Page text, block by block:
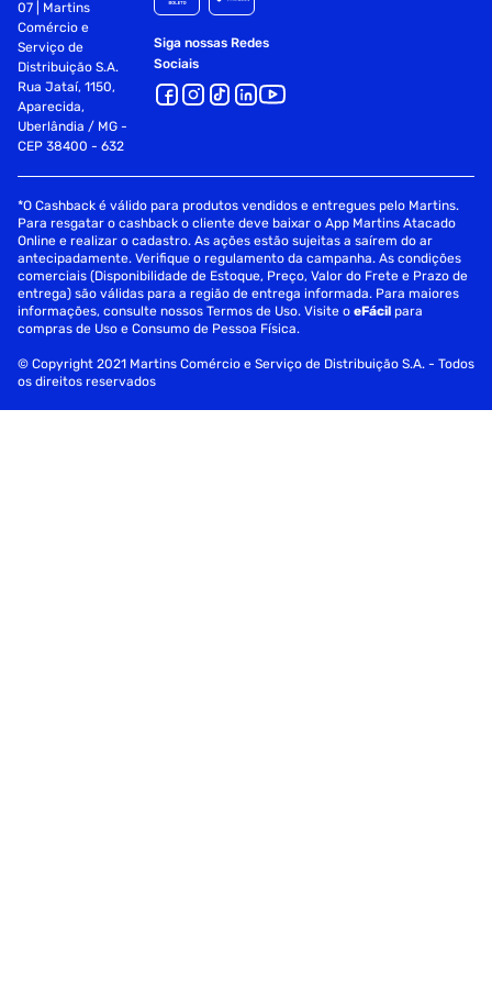
07 | Martins
Comércio e
Serviço de
Distribuição S.A.
Rua Jataí, 1150,
Aparecida,
Uberlândia / MG -
CEP 38400 - 632
Siga nossas Redes
Sociais
*O Cashback é válido para produtos vendidos e entregues pelo Martins.
Para resgatar o cashback o cliente deve baixar o App Martins Atacado
Online e realizar o cadastro. As ações estão sujeitas a saírem do ar
antecipadamente. Verifique o regulamento da campanha. As condições
comerciais (Disponibilidade de Estoque, Preço, Valor do Frete e Prazo de
entrega) são válidas para a região de entrega informada. Para maiores
informações, consulte nossos Termos de Uso. Visite oeFácil para
compras de Uso e Consumo de Pessoa Física.
© Copyright 2021 Martins Comércio e Serviço de Distribuição S.A. - Todos
os direitos reservados